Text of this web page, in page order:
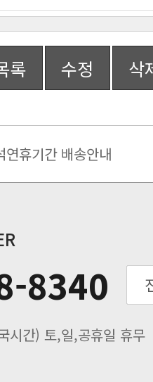
록 수정 삭
휴기간 배송안내
배송안내
송안내
3일) 배송업무 안내
을 찾습니다.
8340
간) 토,일,공휴일 휴무